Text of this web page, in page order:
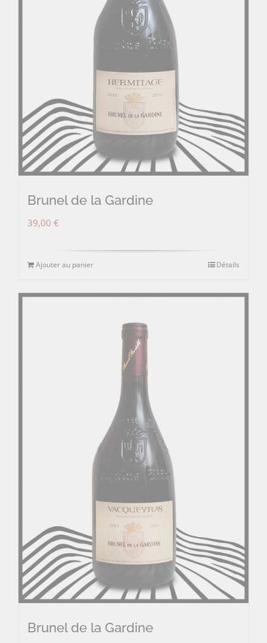
Brunel de la Gardine
39,00 €
Ajouter au panier Détails
Brunel de la Gardine